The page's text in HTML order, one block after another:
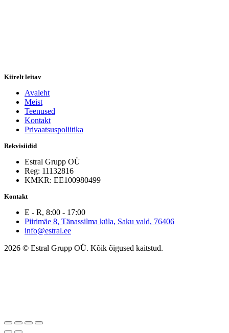
Kiirelt leitav
Avaleht
Meist
Teenused
Kontakt
Privaatsuspoliitika
Rekvisiidid
Estral Grupp OÜ
Reg: 11132816
KMKR: EE100980499
Kontakt
E - R, 8:00 - 17:00
Piirimäe 8, Tänassilma küla, Saku vald, 76406
info@estral.ee
2026 © Estral Grupp OÜ. Kõik õigused kaitstud.